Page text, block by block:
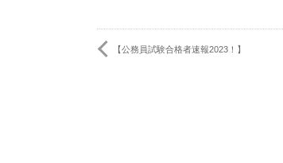
【公務員試験合格者速報2023！】